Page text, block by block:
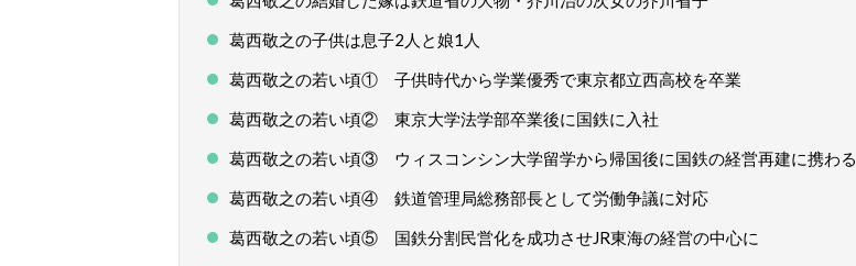
葛西敬之の子供は息子2人と娘1人
葛西敬之の若い頃① 子供時代から学業優秀で東京都立西高校を卒業
葛西敬之の若い頃② 東京大学法学部卒業後に国鉄に入社
葛西敬之の若い頃③ ウィスコンシン大学留学から帰国後に国鉄の経営再建に携わる
葛西敬之の若い頃④ 鉄道管理局総務部長として労働争議に対応
葛西敬之の若い頃⑤ 国鉄分割民営化を成功させJR東海の経営の中心に